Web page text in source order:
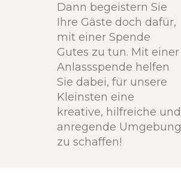
Dann begeistern Sie
Ihre Gäste doch dafür,
mit einer Spende
Gutes zu tun. Mit einer
Anlassspende helfen
Sie dabei, für unsere
Kleinsten eine
kreative, hilfreiche und
anregende Umgebung
zu schaffen!